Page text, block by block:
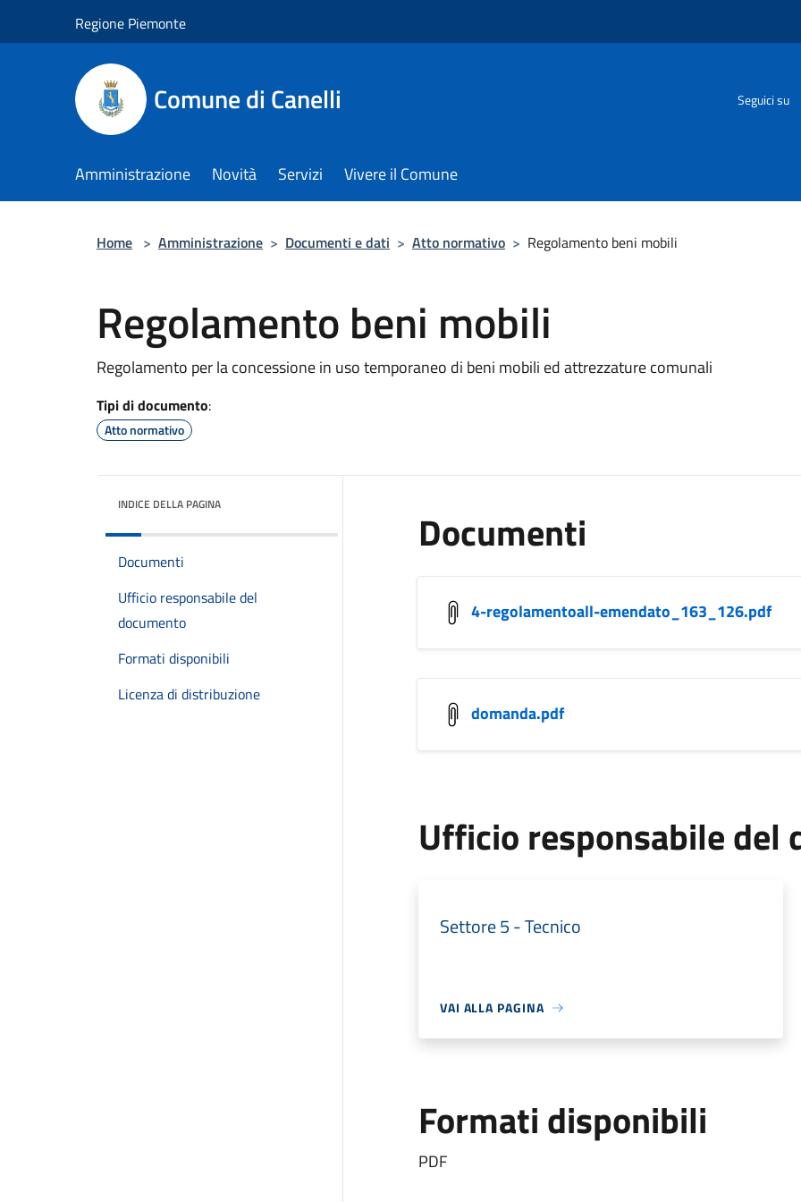
Regione Piemonte
Comune di Canelli Seguici su
Amministrazione Novità Servizi Vivere il Comune
Home > Amministrazione > Documenti e dati > Atto normativo > Regolamento beni mobili
Regolamento beni mobili
Regolamento per la concessione in uso temporaneo di beni mobili ed attrezzature comunali
Tipi di documento:
Atto normativo
INDICE DELLA PAGINA
Documenti
Ufficio responsabile del
documento
Formati disponibili
Licenza di distribuzione
Documenti
4-regolamentoall-emendato_163_126.pdf
domanda.pdf
Ufficio responsabile del
Settore 5 - Tecnico
VAI ALLA PAGINA
Formati disponibili
PDF